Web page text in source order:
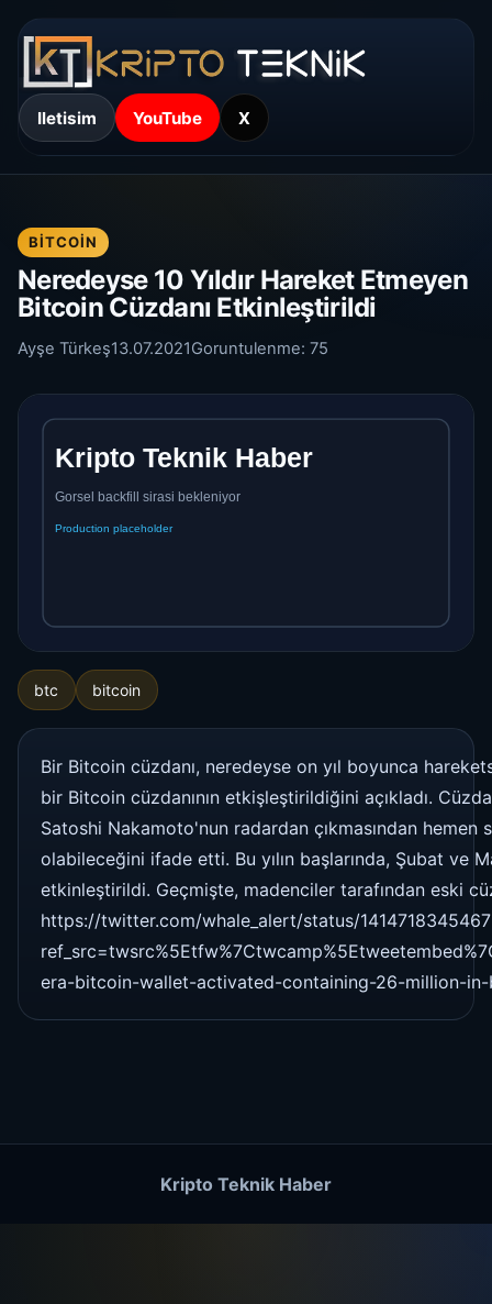
Iletisim YouTube X
BITCOIN
Neredeyse 10 Yıldır Hareket Etmeyen
Bitcoin Cüzdanı Etkinleştirildi
Ayşe Türkeş13.07.2021Goruntulenme: 75
btc bitcoin
Bir Bitcoin cüzdanı, neredeyse on yıl boyunca
bir Bitcoin cüzdanının etkişleştirildiğini açıkladı.
Satoshi Nakamoto'nun radardan çıkmasından hemen
olabileceğini ifade etti. Bu yılın başlarında, Şubat ve
etkinleştirildi. Geçmişte, madenciler tarafından eski
https://twitter.com/whale_alert/status/
era-bitcoin-wallet-activated-containing-26-million-
Kripto Teknik Haber